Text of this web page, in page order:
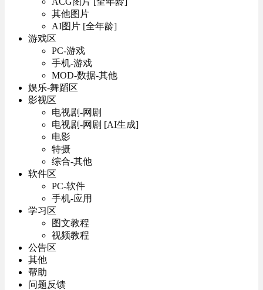
其他图片
AI图片 [全年龄]
游戏区
PC-游戏
手机-游戏
MOD-数据-其他
娱乐-舞蹈区
影视区
电视剧-网剧
电视剧-网剧 [AI生成]
电影
特摄
综合-其他
软件区
PC-软件
手机-应用
学习区
图文教程
视频教程
公告区
其他
帮助
问题反馈